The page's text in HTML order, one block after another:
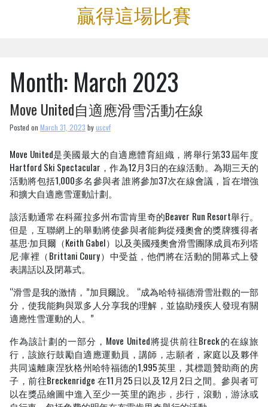
贏得這場比賽
Month: March 2023
Move United自適應滑雪活動在線
Posted on March 31, 2023 byuscvf
Move United是美國最大的自適應體育組織，將舉行第33屆年度
Hartford Ski Spectacular，作為12月3日的在線活動。為期三天的
活動將包括1,000多名參與者 誰將參加37次在線會議，旨在增強
和擴大自適應雪運動計劃。
該活動通常在科羅拉多州布雷肯里奇的Beaver Run Resort舉行。
但是，互聯網上的舉動將使參與者能夠從殘奧會的獎牌獲得者
基思·加貝爾（Keith Gabel）以及美國殘奧會滑雪團隊成員布列塔
尼·庫裡（Brittani Coury）中受益，他們將在活動的開幕式上發
表講話以及閉幕式。
“滑雪是我的激情，”加貝爾說。 “成為哈特福德滑雪壯觀的一部
分，使我能夠與眾多人分享我的理解，並協助殘疾人發現有關
適應性雪運動的人。”
作為該計劃的一部分，Move United將提供前往Breck的在線旅
行，該旅行鼓勵自適應運動員，講師，志願者，家庭以及夥伴
共同遠離康涅狄格州哈特福德的1,995英里，其標題贊助商的房
子，前往Breckenridge 在11月25日以及12月2日之間。參與者可
以在獎品繪圖中進入至少一英里的跑步，步行，滾動，游泳或